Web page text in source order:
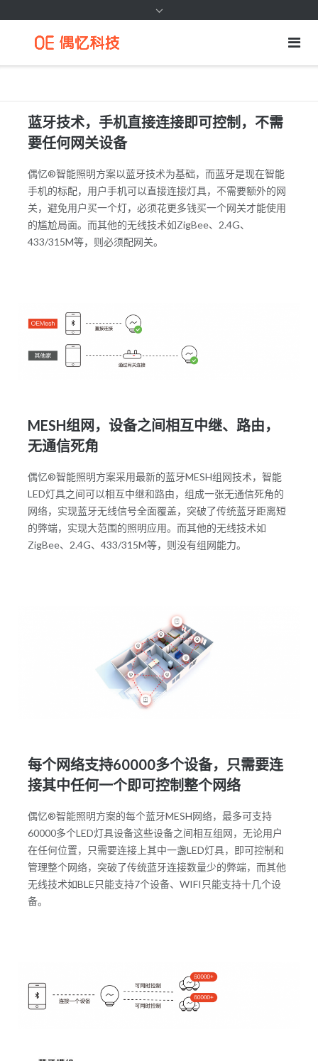
蓝牙技术，手机直接连接即可控制，不需
要任何网关设备
偶忆®智能照明方案以蓝牙技术为基础，而蓝牙是现在智能
手机的标配，用户手机可以直接连接灯具，不需要额外的网
关，避免用户买一个灯，必须花更多钱买一个网关才能使用
的尴尬局面。而其他的无线技术如ZigBee、2.4G、
433/315M等，则必须配网关。
MESH组网，设备之间相互中继、路由，
无通信死角
偶忆®智能照明方案采用最新的蓝牙MESH组网技术，智能
LED灯具之间可以相互中继和路由，组成一张无通信死角的
网络，实现蓝牙无线信号全面覆盖，突破了传统蓝牙距离短
的弊端，实现大范围的照明应用。而其他的无线技术如
ZigBee、2.4G、433/315M等，则没有组网能力。
每个网络支持60000多个设备，只需要连
接其中任何一个即可控制整个网络
偶忆®智能照明方案的每个蓝牙MESH网络，最多可支持
60000多个LED灯具设备这些设备之间相互组网，无论用户
在任何位置，只需要连接上其中一盏LED灯具，即可控制和
管理整个网络，突破了传统蓝牙连接数量少的弊端，而其他
无线技术如BLE只能支持7个设备、WIFI只能支持十几个设
备。